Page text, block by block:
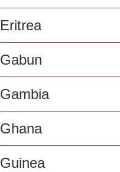
Eritrea
Gabun
Gambia
Ghana
Guinea